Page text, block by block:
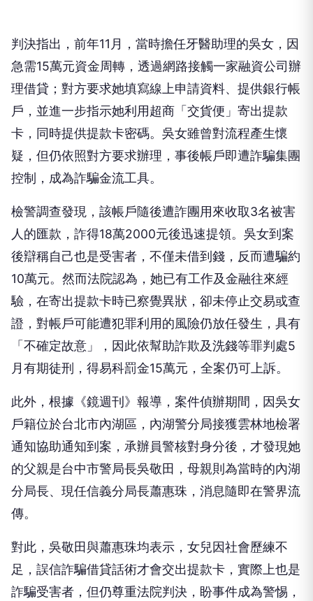
判決指出，前年11月，當時擔任牙醫助理的吳女，因
急需15萬元資金周轉，透過網路接觸一家融資公司辦
理借貸；對方要求她填寫線上申請資料、提供銀行帳
戶，並進一步指示她利用超商「交貨便」寄出提款
卡，同時提供提款卡密碼。吳女雖曾對流程產生懷
疑，但仍依照對方要求辦理，事後帳戶即遭詐騙集團
控制，成為詐騙金流工具。
檢警調查發現，該帳戶隨後遭詐團用來收取3名被害
人的匯款，詐得18萬2000元後迅速提領。吳女到案
後辯稱自己也是受害者，不僅未借到錢，反而遭騙約
10萬元。然而法院認為，她已有工作及金融往來經
驗，在寄出提款卡時已察覺異狀，卻未停止交易或查
證，對帳戶可能遭犯罪利用的風險仍放任發生，具有
「不確定故意」，因此依幫助詐欺及洗錢等罪判處5
月有期徒刑，得易科罰金15萬元，全案仍可上訴。
此外，根據《鏡週刊》報導，案件偵辦期間，因吳女
戶籍位於台北市內湖區，內湖警分局接獲雲林地檢署
通知協助通知到案，承辦員警核對身分後，才發現她
的父親是台中市警局長吳敬田，母親則為當時的內湖
分局長、現任信義分局長蕭惠珠，消息隨即在警界流
傳。
對此，吳敬田與蕭惠珠均表示，女兒因社會歷練不
足，誤信詐騙借貸話術才會交出提款卡，實際上也是
詐騙受害者，但仍尊重法院判決，盼事件成為警惕，